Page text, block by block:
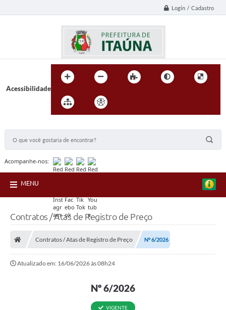
Login / Cadastro
Acessibilidade
Acompanhe-nos:
MENU
Contratos / Atas de Registro de Preço
Contratos / Atas de Registro de Preço Nº 6/2026
Atualizado em: 16/06/2026 às 08h24
Nº 6/2026
VIGENTE